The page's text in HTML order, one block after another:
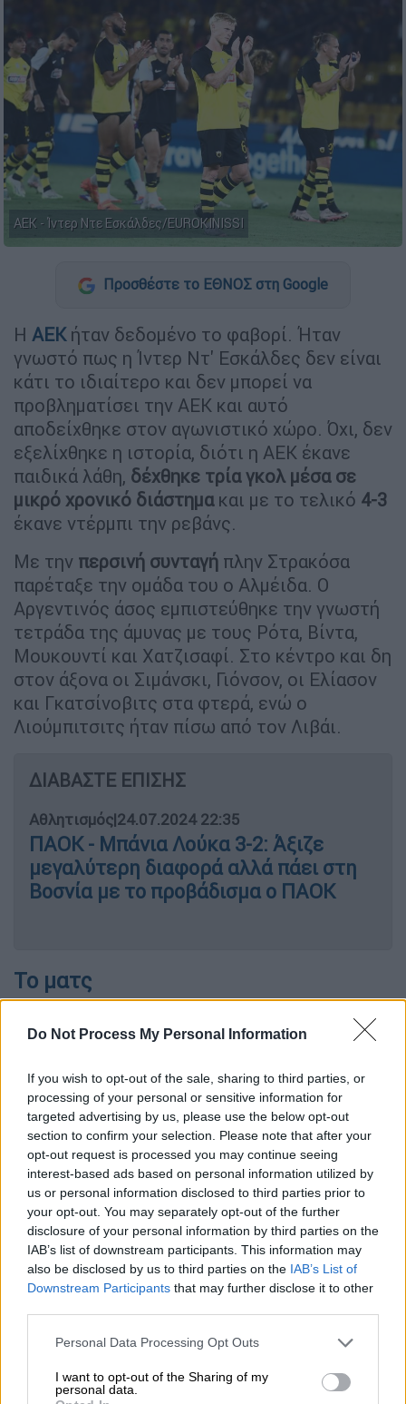
Do Not Process My Personal Information
If you wish to opt-out of the sale, sharing to third parties, or
processing of your personal or sensitive information for
targeted advertising by us, please use the below opt-out
section to confirm your selection. Please note that after your
opt-out request is processed you may continue seeing
interest-based ads based on personal information utilized by
us or personal information disclosed to third parties prior to
your opt-out. You may separately opt-out of the further
disclosure of your personal information by third parties on the
IAB’s list of downstream participants. This information may
also be disclosed by us to third parties on the IAB’s List of
Downstream Participants that may further disclose it to other
Please note that this website/app uses one or more Google
not limited to your visit or usage behaviour. You may click to
grant or deny consent to Google and its third-party tags to
Personal Data Processing Opt Outs
I want to opt-out of the Sharing of my
personal data.
ΑΕΚ - Ίντερ Ντε Εσκάλδες/EUROKINISSI
Προσθέστε το ΕΘΝΟΣ στη Google
Η ΑΕΚήταν δεδομένο το φαβορί. Ήταν
γνωστό πως η Ίντερ Ντ' Εσκάλδες δεν είναι
κάτι το ιδιαίτερο και δεν μπορεί να
προβληματίσει την ΑΕΚ και αυτό
αποδείχθηκε στον αγωνιστικό χώρο. Όχι, δεν
εξελίχθηκε η ιστορία, διότι η ΑΕΚ έκανε
παιδικά λάθη, δέχθηκε τρία γκολ μέσα σε
μικρό χρονικό διάστημακαι με το τελικό 4-3
έκανε ντέρμπι την ρεβάνς.
Με την περσινή συνταγή πλην Στρακόσα
παρέταξε την ομάδα του ο Αλμέιδα. Ο
Αργεντινός άσος εμπιστεύθηκε την γνωστή
τετράδα της άμυνας με τους Ρότα, Βίντα,
Μουκουντί και Χατζισαφί. Στο κέντρο και δη
στον άξονα οι Σιμάνσκι, Γιόνσον, οι Ελίασον
και Γκατσίνοβιτς στα φτερά, ενώ ο
Λιούμπιτσιτς ήταν πίσω από τον Λιβάι.
ΔΙΑΒΑΣΤΕ ΕΠΙΣΗΣ
Αθλητισμός|24.07.2024 22:35
ΠΑΟΚ - Μπάνια Λούκα 3-2: Άξιζε
μεγαλύτερη διαφορά αλλά πάει στη
Βοσνία με το προβάδισμα ο ΠΑΟΚ
Το ματς
μπήκε δυνατά και μόλις στο 5' άγγιξε
το γκολ. Ο Μουνιόθ είπε «όχι» στο σουτ του
ριμπάουντ να σημαδεύει το δοκάρι. Αυτό,
όμως, φαίνεται πως ήταν προμήνυμα για το
τι θα ακολουθούσε με την Ένωση στο 6' να
παίρνει προβάδισμα με τον «Λιούμπι». Ο
Κροάτης εκμεταλλεύτηκε την ασίστ του
Λιβάι Γκαρσία για να κάνει με πλασέ το 1-0.
Η Ένωση είχε μπει μετεράστια όρεξηκαι
στο 11' προσπάθησε να απειλήσει με κεφαλιά
του Μουκουντί χωρίς αποτέλεσμα. Στο 12'
το σουτ του Λιούμπιτσιτς δεν είχεευτυχή
κατάληξημε το 1-0 να παραμένει.
Στο 19' η Ίντερ πάτησε για πρώτη φορά